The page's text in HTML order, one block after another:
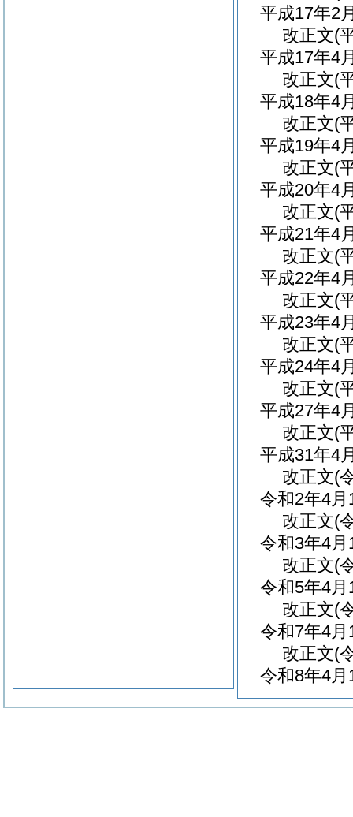
平成17年2
改正文(
平成17年4
改正文(
平成18年4
改正文(
平成19年4
改正文(
平成20年4
改正文(
平成21年4
改正文(
平成22年4
改正文(
平成23年4
改正文(
平成24年4
改正文(
平成27年4
改正文(
平成31年4
改正文(
令和2年4
改正文(
令和3年4
改正文(
令和5年4
改正文(
令和7年4
改正文(
令和8年4